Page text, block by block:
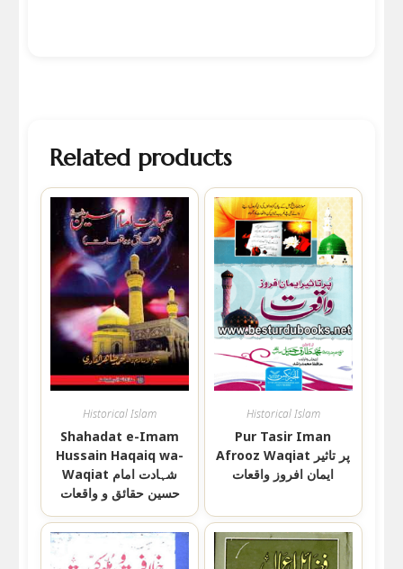
Related products
Historical Islam
Shahadat e-Imam
Hussain Haqaiq wa-
Waqiat شہادت امام
حسین حقائق و واقعات
Historical Islam
Pur Tasir Iman
Afrooz Waqiat پر تاثیر
ایمان افروز واقعات